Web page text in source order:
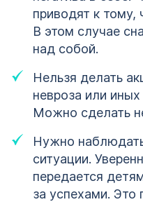
приводят к тому,
В этом случае
над собой.
Нельзя делать
невроза или
Можно сделать
Нужно
ситуации.
передается
за успехами.